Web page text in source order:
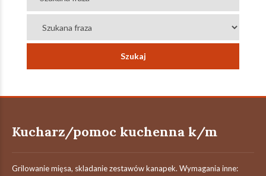
Kucharz/pomoc kuchenna k/m
Grilowanie mięsa, skladanie zestawów kanapek. Wymagania inne: